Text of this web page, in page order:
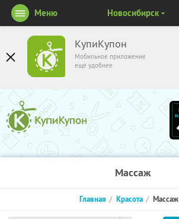
КупиКупон
Мобильное приложение
ещё удобнее
Меню Новосибирск
Массаж
Главная Красота Массаж